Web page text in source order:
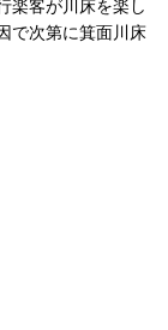
楽客が川床を楽し
で次第に箕面川床